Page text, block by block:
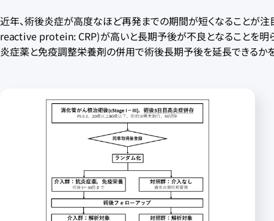
近年、術後炎症が高度なほど再発までの期間が短くなることが
reactive protein: CRP)が高いと長期予後が不良となることを明
炎症薬と免疫調整栄養剤の併用で術後長期予後を延長できるか